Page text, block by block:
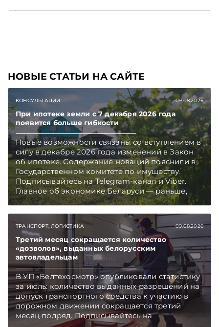
НОВЫЕ СТАТЬИ НА САЙТЕ
КОНСУЛЬТАЦИИ 09.08.2026
При ипотеке земли с 7 декабря 2026 года
появится больше гибкости
Новые возможности связаны со вступлением в
силу в декабре 2026 года изменений в Закон
об ипотеке. Содержание новаций пояснили в
Государственном комитете по имуществу.
Подписывайтесь на Telegram‑канал и Viber.
Главное об экономике Беларуси — раньше,
чем в новостях TelegramViber
ТРАНСПОРТ, ЛОГИСТИКА 09.08.2026
Третий месяц сокращается количество
«дозволов», выданных белорусским
автовладельцам
В УП «Белтехосмотр» опубликовали статистику
за июль: количество выданных разрешений на
допуск транспортного средства к участию в
дорожном движении сокращается третий
месяц подряд. Подписывайтесь на